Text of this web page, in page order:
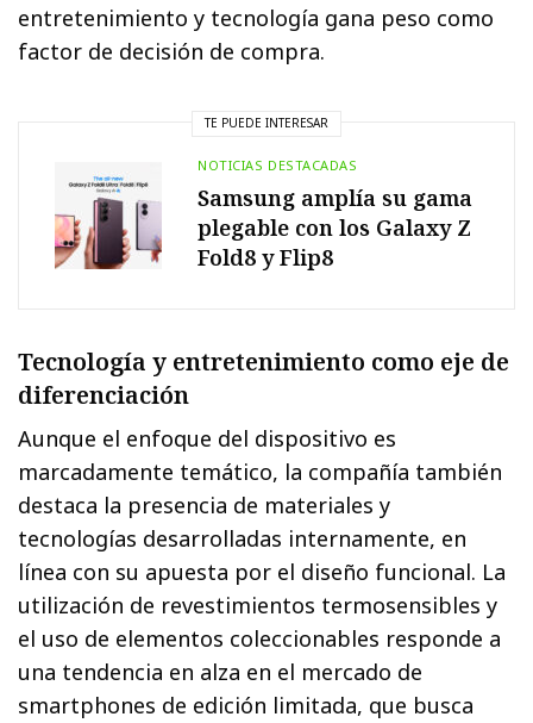
entretenimiento y tecnología gana peso como
factor de decisión de compra.
TE PUEDE INTERESAR
NOTICIAS DESTACADAS
Samsung amplía su gama
plegable con los Galaxy Z
Fold8 y Flip8
Tecnología y entretenimiento como eje de
diferenciación
Aunque el enfoque del dispositivo es
marcadamente temático, la compañía también
destaca la presencia de materiales y
tecnologías desarrolladas internamente, en
línea con su apuesta por el diseño funcional. La
utilización de revestimientos termosensibles y
el uso de elementos coleccionables responde a
una tendencia en alza en el mercado de
smartphones de edición limitada, que busca